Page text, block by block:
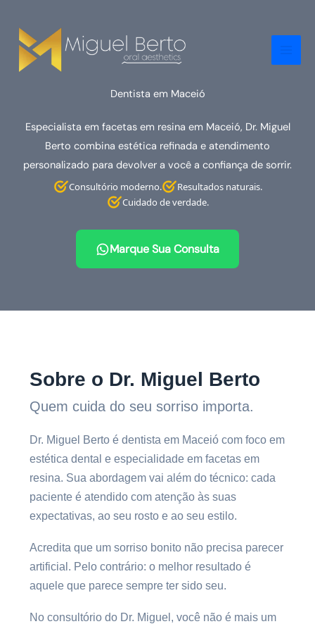
para
conteúdo
Dentista em Maceió
Especialista em facetas em resina em Maceió, Dr. Miguel
Berto combina estética refinada e atendimento
personalizado para devolver a você a confiança de sorrir.
Consultório moderno.
Resultados naturais.
Cuidado de verdade.
Marque Sua Consulta
Sobre o Dr. Miguel Berto
Quem cuida do seu sorriso importa.
Dr. Miguel Berto é dentista em Maceió com foco em
estética dental e especialidade em facetas em
resina. Sua abordagem vai além do técnico: cada
paciente é atendido com atenção às suas
expectativas, ao seu rosto e ao seu estilo.
Acredita que um sorriso bonito não precisa parecer
artificial. Pelo contrário: o melhor resultado é
aquele que parece sempre ter sido seu.
No consultório do Dr. Miguel, você não é mais um